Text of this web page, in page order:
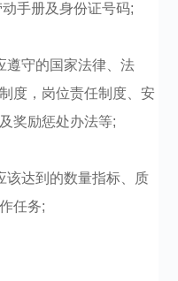
手册及身份证号码;
遵守的国家法律、法
度，岗位责任制度、安
奖励惩处办法等;
该达到的数量指标、质
任务;